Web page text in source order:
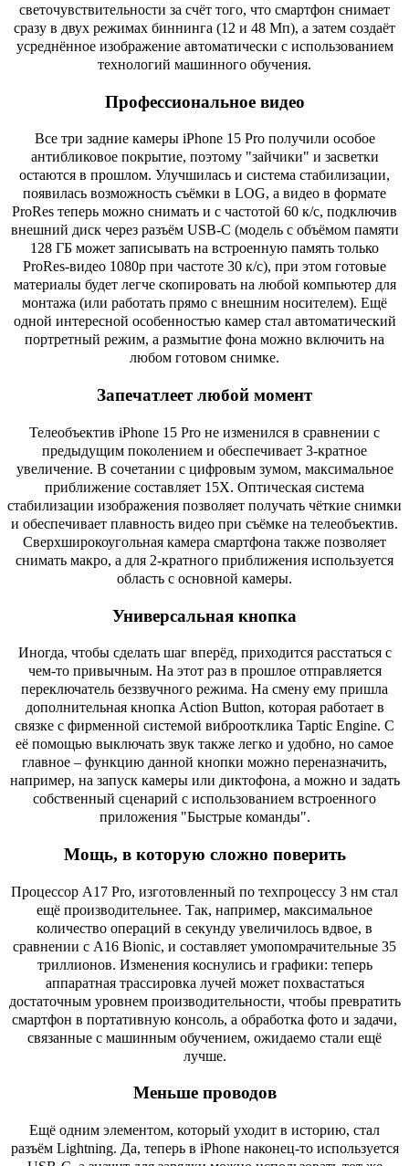
светочувствительности за счёт того, что смартфон снимает
сразу в двух режимах биннинга (12 и 48 Мп), а затем создаёт
усреднённое изображение автоматически с использованием
технологий машинного обучения.
Профессиональное видео
Все три задние камеры iPhone 15 Pro получили особое
антибликовое покрытие, поэтому "зайчики" и засветки
остаются в прошлом. Улучшилась и система стабилизации,
появилась возможность съёмки в LOG, а видео в формате
ProRes теперь можно снимать и с частотой 60 к/с, подключив
внешний диск через разъём USB-C (модель с объёмом памяти
128 ГБ может записывать на встроенную память только
ProRes-видео 1080p при частоте 30 к/с), при этом готовые
материалы будет легче скопировать на любой компьютер для
монтажа (или работать прямо с внешним носителем). Ещё
одной интересной особенностью камер стал автоматический
портретный режим, а размытие фона можно включить на
любом готовом снимке.
Запечатлеет любой момент
Телеобъектив iPhone 15 Pro не изменился в сравнении с
предыдущим поколением и обеспечивает 3-кратное
увеличение. В сочетании с цифровым зумом, максимальное
приближение составляет 15X. Оптическая система
стабилизации изображения позволяет получать чёткие снимки
и обеспечивает плавность видео при съёмке на телеобъектив.
Сверхширокоугольная камера смартфона также позволяет
снимать макро, а для 2-кратного приближения используется
область с основной камеры.
Универсальная кнопка
Иногда, чтобы сделать шаг вперёд, приходится расстаться с
чем-то привычным. На этот раз в прошлое отправляется
переключатель беззвучного режима. На смену ему пришла
дополнительная кнопка Action Button, которая работает в
связке с фирменной системой виброотклика Taptic Engine. С
её помощью выключать звук также легко и удобно, но самое
главное – функцию данной кнопки можно переназначить,
например, на запуск камеры или диктофона, а можно и задать
собственный сценарий с использованием встроенного
приложения "Быстрые команды".
Мощь, в которую сложно поверить
Процессор A17 Pro, изготовленный по техпроцессу 3 нм стал
ещё производительнее. Так, например, максимальное
количество операций в секунду увеличилось вдвое, в
сравнении с A16 Bionic, и составляет умопомрачительные 35
триллионов. Изменения коснулись и графики: теперь
аппаратная трассировка лучей может похвастаться
достаточным уровнем производительности, чтобы превратить
смартфон в портативную консоль, а обработка фото и задачи,
связанные с машинным обучением, ожидаемо стали ещё
лучше.
Меньше проводов
Ещё одним элементом, который уходит в историю, стал
разъём Lightning. Да, теперь в iPhone наконец-то используется